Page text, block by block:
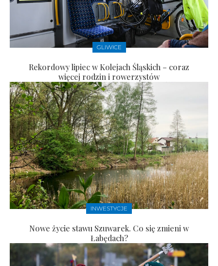
GLIWICE
Rekordowy lipiec w Kolejach Śląskich – coraz
więcej rodzin i rowerzystów
INWESTYCJE
Nowe życie stawu Szuwarek. Co się zmieni w
Łabędach?